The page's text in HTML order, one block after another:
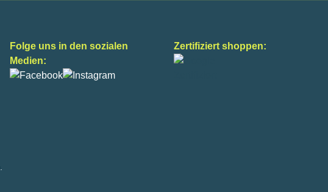
Folge uns in den sozialen
Medien:
Zertifiziert shoppen: